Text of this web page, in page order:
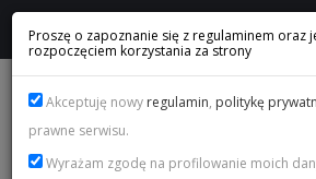
PROMOCJA PRIME
Proszę o zapoznanie się z regulaminem oraz
rozpoczęciem korzystania za strony
Akceptuję nowy regulamin, politykę
prawne serwisu.
Wyrażam zgodę na profilowanie moich